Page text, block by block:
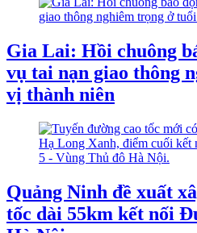
Gia Lai: Hồi chuông
vụ tai nạn giao thông
vị thành niên
Quảng Ninh đề xuất
tốc dài 55km kết nối